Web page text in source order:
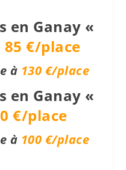
en Ganay «
85 €/place
à 130 €/place
en Ganay «
€/place
à 100 €/place